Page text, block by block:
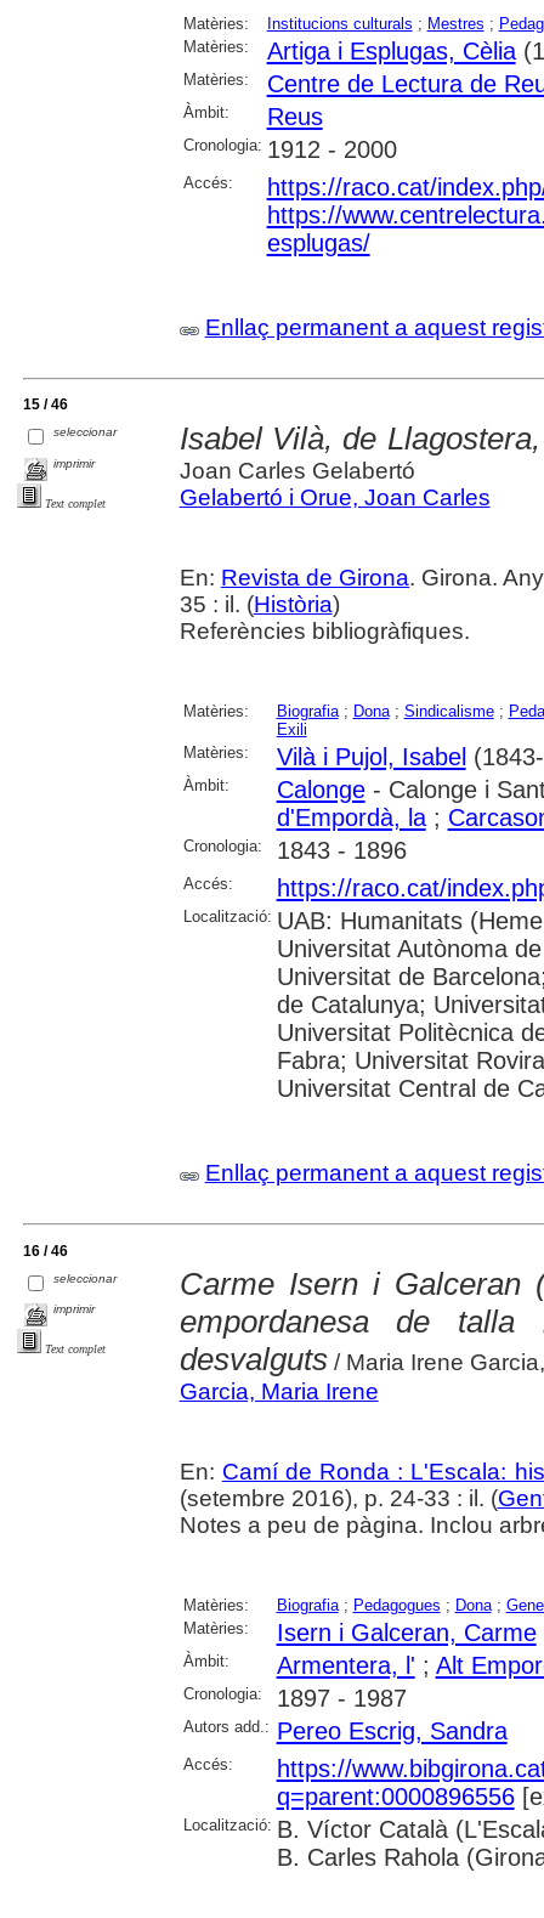
Matèries: Institucions culturals ; Mestres ;
Matèries:
Artiga i Esplugas, Cèlia
Matèries: Centre de Lectura de
Àmbit: Reus
Cronologia: 1912 - 2000
Accés:
https://raco.cat/
https://
esplugas/
Enllaç permanent a aquest
15 / 46
seleccionar
imprimir
Text complet
Isabel Vilà, de
Joan Carles Gelabertó
Gelabertó i Orue, Joan Carles
En: Revista de Girona. Girona.
35 : il. (Història)
Referències bibliogràfiques.
Matèries: Biografia; Dona; Sindicalisme;
Exili
Matèries:
Vilà i Pujol, Isabel
Àmbit: Calonge- Calonge i
d'Empordà, la;
Cronologia: 1843 - 1896
Accés: https://raco.cat/
Localització: UAB: Humanitats
Universitat Autònoma
Universitat de
de Catalunya;
Universitat Politècnica
Fabra; Universitat
Universitat Central de
Enllaç permanent a aquest
16 / 46
seleccionar
imprimir
Text complet
Carme Isern i Galceran
empordanesa de
desvalguts/ Maria Irene
Garcia, Maria Irene
En: Camí de Ronda : L'Escala:
(setembre 2016), p. 24-33 : il. (
Notes a peu de pàgina. Inclou
Matèries: Biografia; Pedagogues ; Dona;
Matèries:
Isern i Galceran, Carme
Àmbit: Armentera, l' ; Alt
Cronologia: 1897 - 1987
Autors add.: Pereo Escrig, Sandra
Accés:
https://
q=parent:0000896556
Localització: B. Víctor Català
B. Carles Rahola